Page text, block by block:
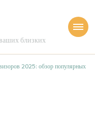
близких
2025: обзор популярных